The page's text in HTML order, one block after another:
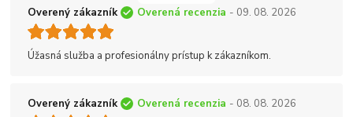
Overený zákazník Overená recenzia - 09. 08. 2026
Úžasná služba a profesionálny prístup k zákazníkom.
Overený zákazník Overená recenzia - 08. 08. 2026